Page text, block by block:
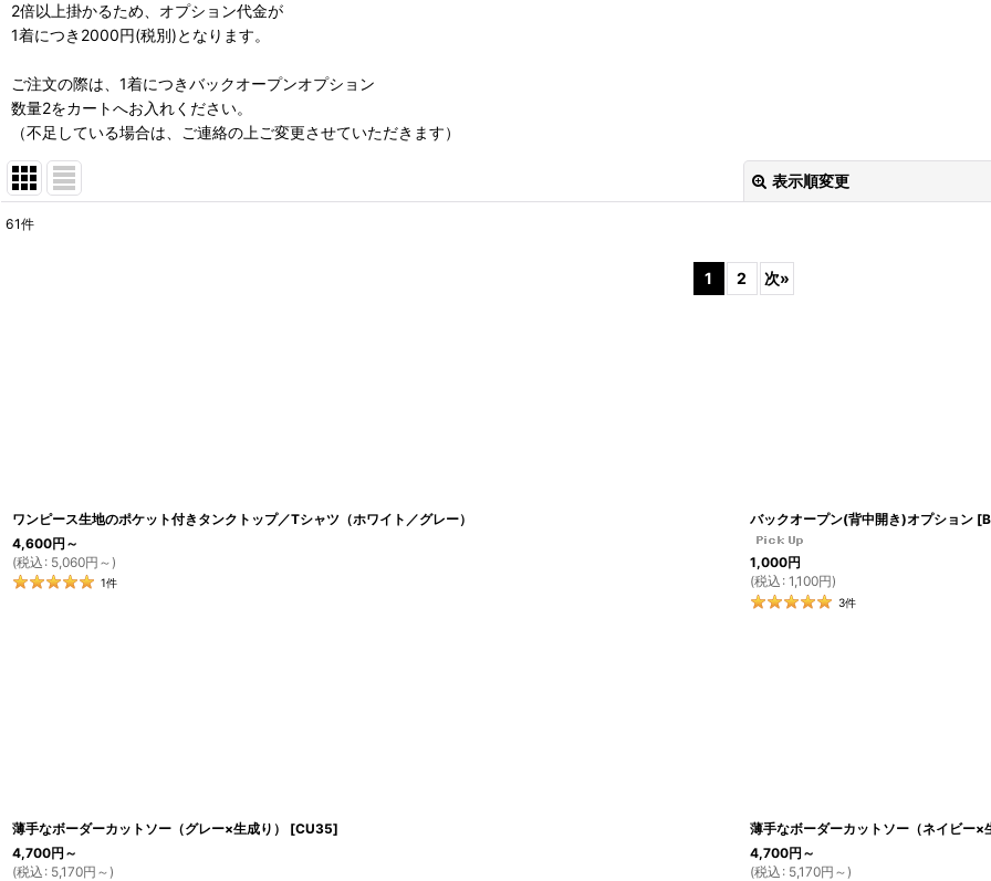
2倍以上掛かるため、オプション代金が
1着につき2000円(税別)となります。
ご注文の際は、1着につきバックオープンオプション
数量2をカートへお入れください。
（不足している場合は、ご連絡の上ご変更させていただきます）
表示順変更
61件
1 2 次»
ワンピース生地のポケット付きタンクトップ／Tシャツ（ホワイト／グレー）
4,600円 ～
(税込 : 5,060円 ～)
1件
バックオープン(背中開き)オプション [
1,000円
(税込 : 1,100円)
3件
薄手なボーダーカットソー（グレー×生成り） [CU35]
4,700円 ～
(税込 : 5,170円 ～)
薄手なボーダーカットソー（ネイビー×
4,700円 ～
(税込 : 5,170円 ～)